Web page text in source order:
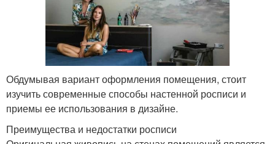
Обдумывая вариант оформления помещения, стоит
изучить современные способы настенной росписи и
приемы ее использования в дизайне.
Преимущества и недостатки росписи